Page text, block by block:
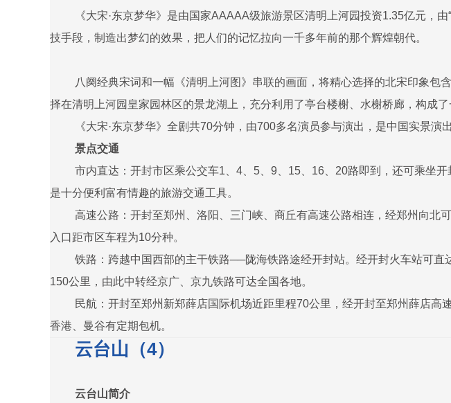
《大宋·东京梦华》是由国家AAAAA级旅游景区清明上河园投资1.35亿元，
技手段，制造出梦幻的效果，把人们的记忆拉向一千多年前的那个辉煌朝代。
八阕经典宋词和一幅《清明上河图》串联的画面，将精心选择的北宋印象
择在清明上河园皇家园林区的景龙湖上，充分利用了亭台楼榭、水榭桥廊，构成了
《大宋·东京梦华》全剧共70分钟，由700多名演员参与演出，是中国实景演
景点交通
市内直达：开封市区乘公交车1、4、5、9、15、16、20路即到，还可乘坐
是十分便利富有情趣的旅游交通工具。
高速公路：开封至郑州、洛阳、三门峡、商丘有高速公路相连，经郑州向北
入口距市区车程为10分种。
铁路：跨越中国西部的主干铁路──陇海铁路途经开封站。经开封火车站可
150公里，由此中转经京广、京九铁路可达全国各地。
民航：开封至郑州新郑薛店国际机场近距里程70公里，经开封至郑州薛店
香港、曼谷有定期包机。
云台山（4）
云台山简介